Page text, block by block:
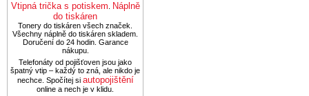
Vtipná trička s potiskem Náplně
do tiskáren
Tonery do tiskáren všech značek.
Všechny náplně do tiskáren skladem.
Doručení do 24 hodin. Garance
nákupu.
Telefonáty od pojišťoven jsou jako
špatný vtip – každý to zná, ale nikdo je
nechce. Spočítej si autopojištění
online a nech je v klidu.